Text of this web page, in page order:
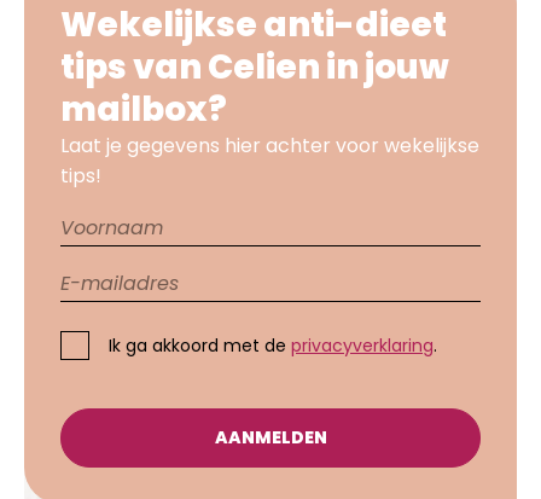
Wekelijkse anti-dieet
tips van Celien in jouw
mailbox?
Laat je gegevens hier achter voor wekelijkse
tips!
Ik ga akkoord met de privacyverklaring.